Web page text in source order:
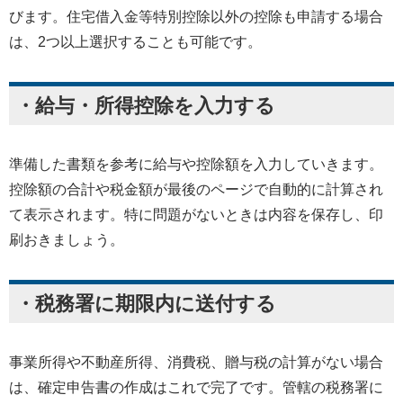
びます。住宅借入金等特別控除以外の控除も申請する場合
は、2つ以上選択することも可能です。
・給与・所得控除を入力する
準備した書類を参考に給与や控除額を入力していきます。
控除額の合計や税金額が最後のページで自動的に計算され
て表示されます。特に問題がないときは内容を保存し、印
刷おきましょう。
・税務署に期限内に送付する
事業所得や不動産所得、消費税、贈与税の計算がない場合
は、確定申告書の作成はこれで完了です。管轄の税務署に